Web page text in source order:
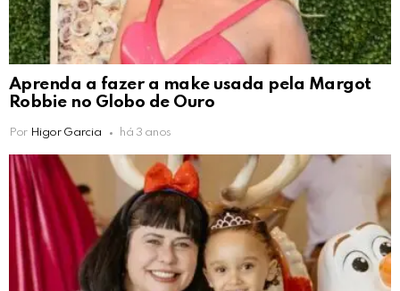
Aprenda a fazer a make usada pela Margot
Robbie no Globo de Ouro
Por Higor Garcia há 3 anos